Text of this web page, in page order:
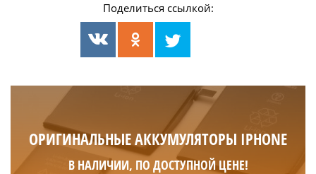
Поделиться ссылкой:
ОРИГИНАЛЬНЫЕ АККУМУЛЯТОРЫ IPHONE
В НАЛИЧИИ, ПО ДОСТУПНОЙ ЦЕНЕ!